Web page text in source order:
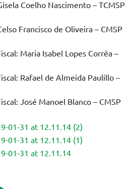
Coelho Nascimento – TCMSP
Francisco de Oliveira – CMSP
Maria Isabel Lopes Corrêa –
Rafael de Almeida Paulillo –
José Manoel Blanco – CMSP